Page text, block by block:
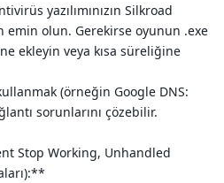
yazılımınızın Silkroad
emin olun. Gerekirse oyunun .exe
ekleyin veya kısa süreliğine
(örneğin Google DNS:
sorunlarını çözebilir.
Stop Working, Unhandled